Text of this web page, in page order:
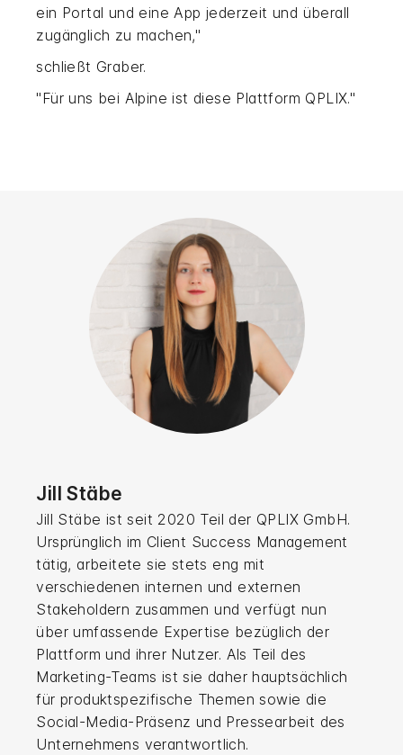
ein Portal und eine App jederzeit und überall
zugänglich zu machen,"
schließt Graber.
"Für uns bei Alpine ist diese Plattform QPLIX."
Jill Stäbe
Jill Stäbe ist seit 2020 Teil der QPLIX GmbH.
Ursprünglich im Client Success Management
tätig, arbeitete sie stets eng mit
verschiedenen internen und externen
Stakeholdern zusammen und verfügt nun
über umfassende Expertise bezüglich der
Plattform und ihrer Nutzer. Als Teil des
Marketing-Teams ist sie daher hauptsächlich
für produktspezifische Themen sowie die
Social-Media-Präsenz und Pressearbeit des
Unternehmens verantwortlich.